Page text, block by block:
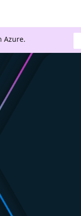
Azure.